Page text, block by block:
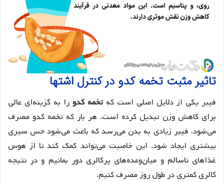
تاثیر مثبت تخمه کدو در کنترل اشتها
فیبر یکی از دلایل اصلی است کهتخمه کدورا به گزینه‌ای عالی
برای کاهش وزن تبدیل کرده است. هر بار که تخمه کدو مصرف
می‌شود، فیبر زیادی به بدن می‌رسد که باعث می‌شود حس سیری
بیشتری ایجاد شود. این خاصیت می‌تواند کمک کند تا از هوس
غذاهای ناسالم و میان‌وعده‌های پرکالری دور بمانیم و در نتیجه
کالری کمتری در طول روز مصرف کنیم.